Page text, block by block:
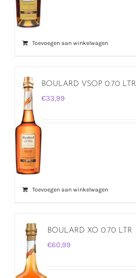
Toevoegen aan winkelwagen
BOULARD VSOP 0.70 LTR
€33,99
Toevoegen aan winkelwagen
BOULARD XO 0.70 LTR
€60,99